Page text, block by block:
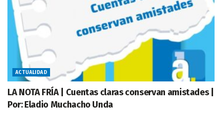
ACTUALIDAD
LA NOTA FRÍA | Cuentas claras conservan amistades |
Por: Eladio Muchacho Unda